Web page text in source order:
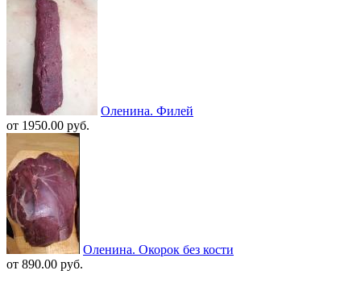
Оленина. Филей
от 1950.00 руб.
Оленина. Окорок без кости
от 890.00 руб.